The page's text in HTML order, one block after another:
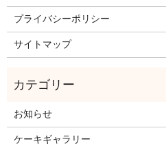
プライバシーポリシー
サイトマップ
お知らせ
ケーキギャラリー